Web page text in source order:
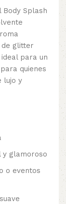
Body Splash
de glitter
para un
quienes
lujo y
y glamoroso
o eventos